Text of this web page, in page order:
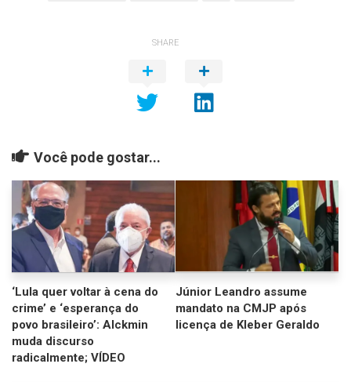
SHARE
Você pode gostar...
‘Lula quer voltar à cena do
crime’ e ‘esperança do
povo brasileiro’: Alckmin
muda discurso
radicalmente; VÍDEO
Júnior Leandro assume
mandato na CMJP após
licença de Kleber Geraldo